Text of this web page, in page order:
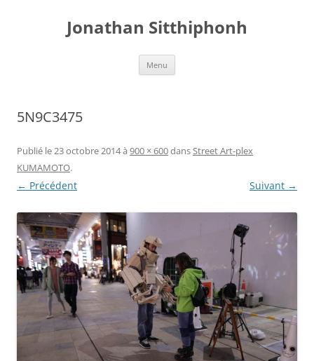
Jonathan Sitthiphonh
Menu
5N9C3475
Publié le23 octobre 2014à 900 × 600dansStreet Art-plex
KUMAMOTO.
← Précédent Suivant →